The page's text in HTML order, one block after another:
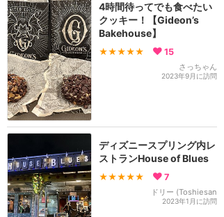
4時間待ってでも食べたい
クッキー！【Gideon’s
Bakehouse】
★★★★★ 15
さっちゃん
2023年9月に訪問
ディズニースプリング内レ
ストランHouse of Blues
★★★★★ 7
ドリー (Toshiesan
2023年1月に訪問